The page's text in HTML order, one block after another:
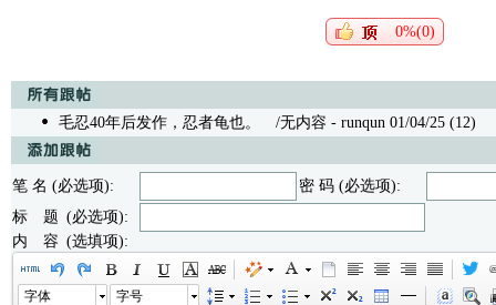
0%(0)
毛忍40年后发作，忍者龟也。 /无内容 - runqun 01/04/25 (12)
笔 名 (必选项):
密 码 (必选项):
标 题 (必选项):
内 容 (选填项):
字体 字号